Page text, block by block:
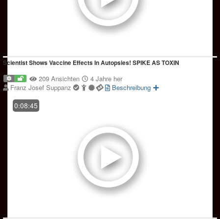
Scientist Shows Vaccine Effects In Autopsies! SPIKE AS TOXIN
209 Ansichten
4 Jahre her
Franz Josef Suppanz
Beschreibung
0:08:45